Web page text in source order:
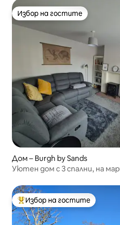
Избор на гостите
Избор на гостите
Дом – Burgh by Sands
Уютен дом с 3 спални, на
Най-популярен избор на
Избор на гостите